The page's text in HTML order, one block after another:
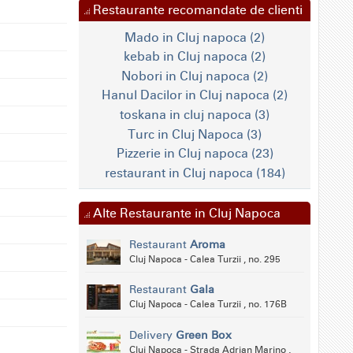
Restaurante recomandate de clienti
Mado in Cluj napoca (2)
kebab in Cluj napoca (2)
Nobori in Cluj napoca (2)
Hanul Dacilor in Cluj napoca (2)
toskana in cluj napoca (3)
Turc in Cluj Napoca (3)
Pizzerie in Cluj napoca (23)
restaurant in Cluj napoca (184)
Alte Restaurante in Cluj Napoca
Restaurant Aroma
Cluj Napoca - Calea Turzii , no. 295
Restaurant Gala
Cluj Napoca - Calea Turzii , no. 176B
Delivery Green Box
Cluj Napoca - Strada Adrian Marino ,